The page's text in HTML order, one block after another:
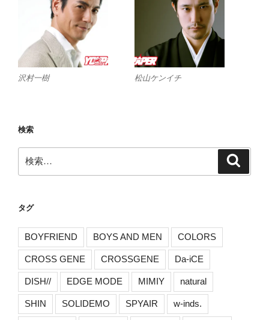
沢村一樹 松山ケンイチ
検索
索:
タグ
BOYFRIEND BOYS AND MEN COLORS
CROSS GENE CROSSGENE Da-iCE
DISH// EDGE MODE MIMIY natural
SHIN SOLIDEMO SPYAIR w-inds.